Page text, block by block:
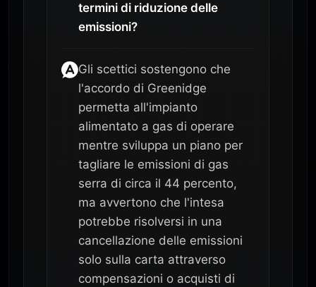
termini di riduzione delle
emissioni?
Gli scettici sostengono che
l'accordo di Greenidge
permetta all'impianto
alimentato a gas di operare
mentre sviluppa un piano per
tagliare le emissioni di gas
serra di circa il 44 percento,
ma avvertono che l'intesa
potrebbe risolversi in una
cancellazione delle emissioni
solo sulla carta attraverso
compensazioni o acquisti di